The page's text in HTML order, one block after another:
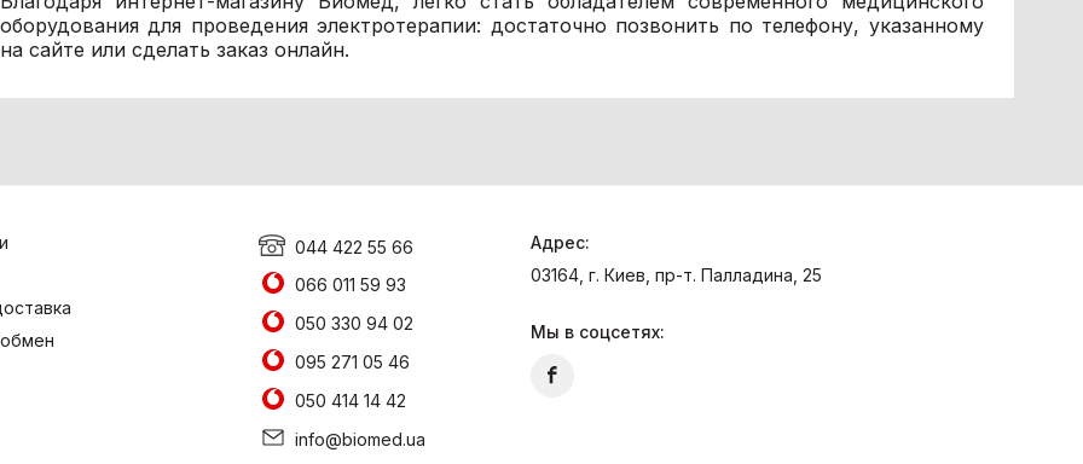
оборудования для проведения электротерапии: достаточно позвонить по телефону, указанному
на сайте или сделать заказ онлайн.
044 422 55 66
066 011 59 93
050 330 94 02
095 271 05 46
050 414 14 42
info@biomed.ua
Адрес:
03164, г. Киев, пр-т. Палладина, 25
Мы в соцсетях: